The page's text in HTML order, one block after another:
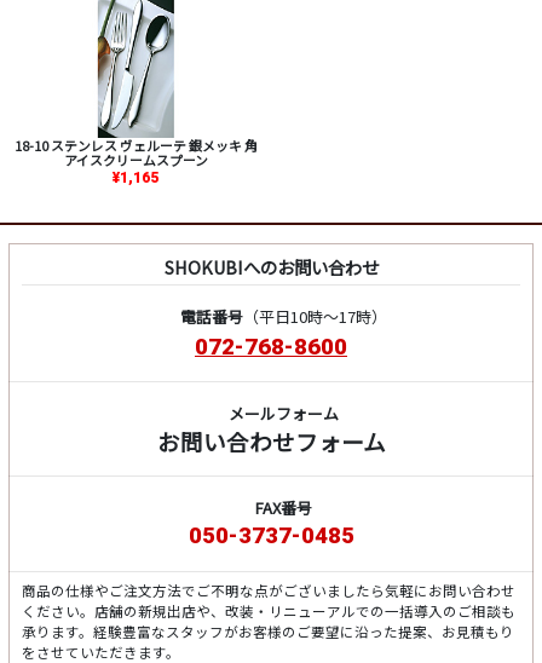
18-10 ステンレス ヴェルーテ 銀メッキ 角
アイスクリームスプーン
¥1,165
SHOKUBIへのお問い合わせ
電話番号（平日10時～17時）
072-768-8600
メールフォーム
お問い合わせフォーム
FAX番号
050-3737-0485
商品の仕様やご注文方法でご不明な点がございましたら気軽にお問い合わせ
ください。店舗の新規出店や、改装・リニューアルでの一括導入のご相談も
承ります。経験豊富なスタッフがお客様のご要望に沿った提案、お見積もり
をさせていただきます。